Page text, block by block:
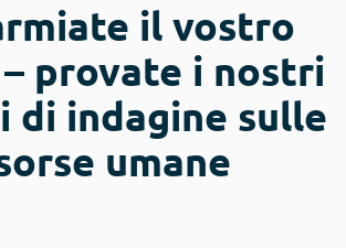
il vostro
provate i nostri
di indagine sulle
umane